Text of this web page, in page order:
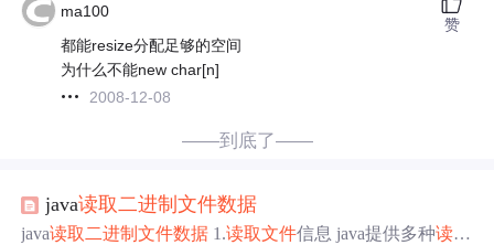
ma100
都能resize分配足够的空间
为什么不能new char[n]
2008-12-08
赞
——到底了——
java读取二进制文件数据
java读取二进制文件数据 1.读取文件信息 java提供多种读取